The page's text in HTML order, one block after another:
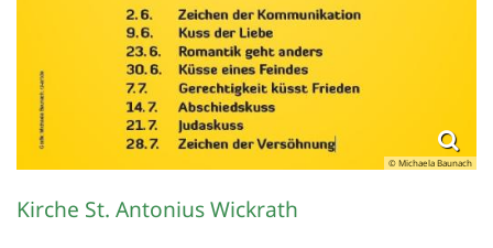
© Michaela Baunach
Kirche St. Antonius Wickrath